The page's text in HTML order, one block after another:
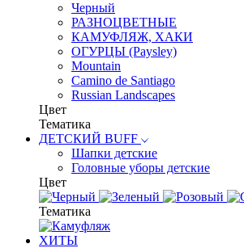
Черный
РАЗНОЦВЕТНЫЕ
КАМУФЛЯЖ, ХАКИ
ОГУРЦЫ (Paysley)
Mountain
Camino de Santiago
Russian Landscapes
Цвет
Тематика
ДЕТСКИЙ BUFF
Шапки детские
Головные уборы детские
Цвет
Тематика
ХИТЫ